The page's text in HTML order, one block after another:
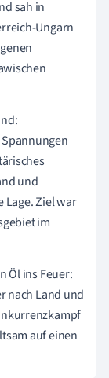
sah in
Ungarn
und
Lage. Ziel war
im
Öl ins Feuer:
nach Land und
auf einen